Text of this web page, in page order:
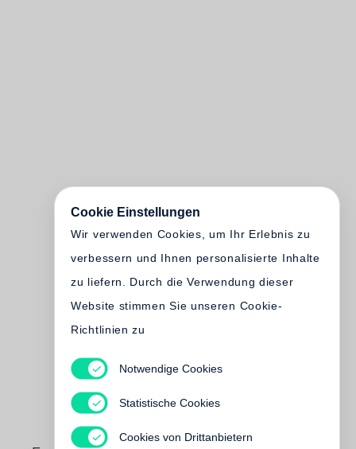
Cookie Einstellungen
Wir verwenden Cookies, um Ihr Erlebnis zu
verbessern und Ihnen personalisierte Inhalte
zu liefern. Durch die Verwendung dieser
Website stimmen Sie unseren Cookie-
Richtlinien zu
Notwendige Cookies
Statistische Cookies
Cookies von Drittanbietern